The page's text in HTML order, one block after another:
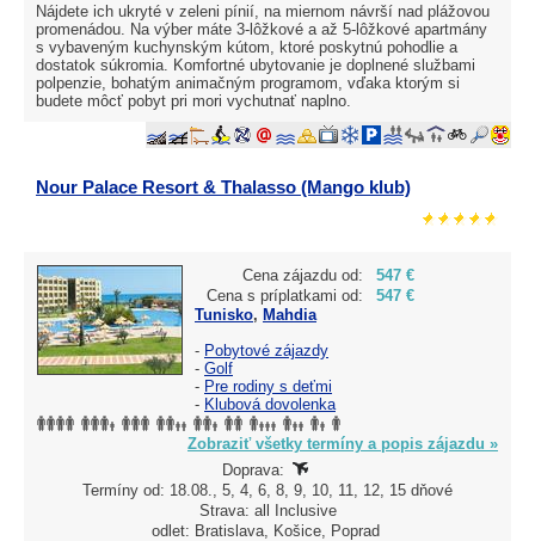
Nájdete ich ukryté v zeleni pínií, na miernom návrší nad plážovou
promenádou. Na výber máte 3-lôžkové a až 5-lôžkové apartmány
s vybaveným kuchynským kútom, ktoré poskytnú pohodlie a
dostatok súkromia. Komfortné ubytovanie je doplnené službami
polpenzie, bohatým animačným programom, vďaka ktorým si
budete môcť pobyt pri mori vychutnať naplno.
Nour Palace Resort & Thalasso (Mango klub)
Cena zájazdu od:
547 €
Cena s príplatkami od:
547 €
Tunisko, Mahdia
- Pobytové zájazdy
- Golf
- Pre rodiny s deťmi
- Klubová dovolenka
Zobraziť všetky termíny a popis zájazdu »
Doprava:
Termíny od: 18.08., 5, 4, 6, 8, 9, 10, 11, 12, 15 dňové
Strava: all Inclusive
odlet: Bratislava, Košice, Poprad